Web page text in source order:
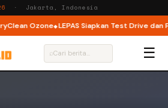
· Jakarta, Indonesia
Ozone LEPAS Siapkan Test Drive dan
⌕ ☰